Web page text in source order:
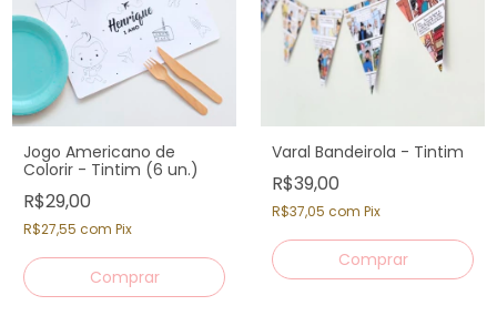
Jogo Americano de
Colorir - Tintim (6 un.)
R$29,00
R$27,55 com Pix
Varal Bandeirola - Tintim
R$39,00
R$37,05 com Pix